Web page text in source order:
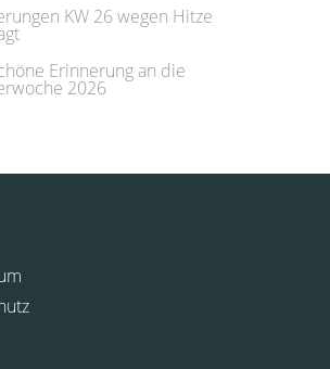
KW 26 wegen Hitze
Erinnerung an die
2026